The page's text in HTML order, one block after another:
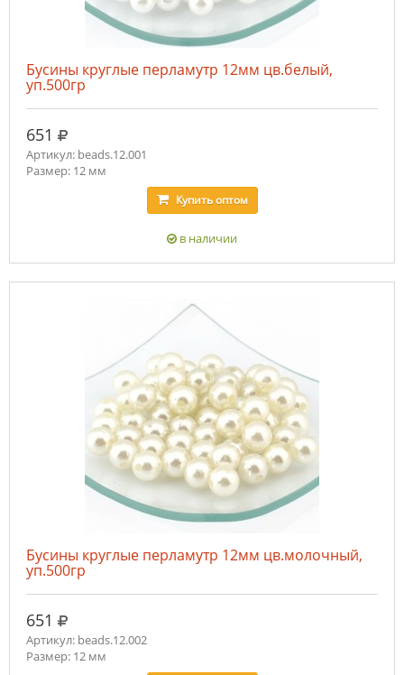
Бусины круглые перламутр 12мм цв.белый,
уп.500гр
651 руб.
Артикул: beads.12.001
Размер: 12 мм
Купитьоптом
в наличии
Бусины круглые перламутр 12мм цв.молочный,
уп.500гр
651 руб.
Артикул: beads.12.002
Размер: 12 мм